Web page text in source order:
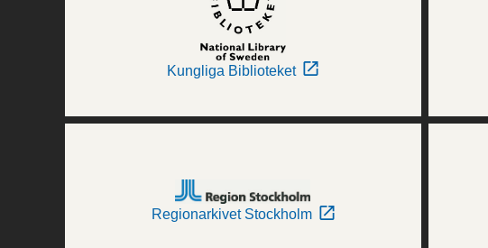
Kungliga Biblioteket
Regionarkivet Stockholm